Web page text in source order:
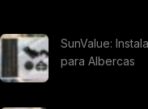
SunValue:
para Albercas